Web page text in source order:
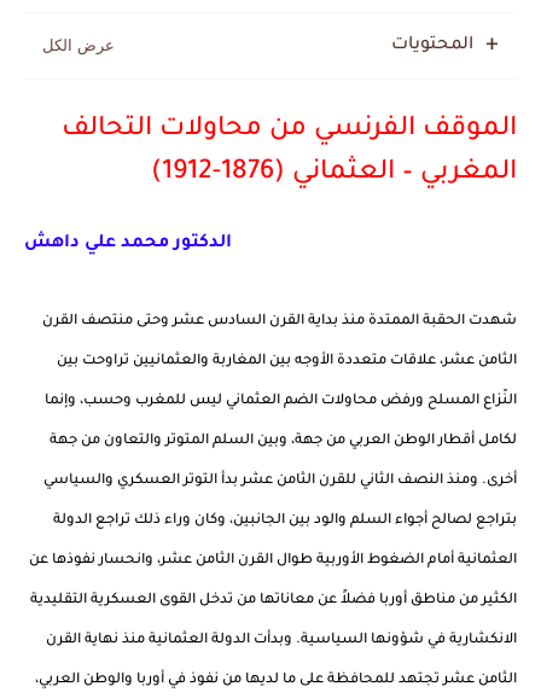
المحتويات
الموقف الفرنسي من محاولات التحالف
المغربي – العثماني (1876-1912)
الدكتور محمد علي داهش
شهدت الحقبة الممتدة منذ بداية القرن السادس عشر وحتى منتصف القرن
الثامن عشر، علاقات متعددة الأوجه بين المغاربة والعثمانيين تراوحت بين
النّزاع المسلح ورفض محاولات الضم العثماني ليس للمغرب وحسب، وإنما
لكامل أقطار الوطن العربي من جهة، وبين السلم المتوتر والتعاون من جهة
أخرى. ومنذ النصف الثاني للقرن الثامن عشر بدأ التوتر العسكري والسياسي
بتراجع لصالح أجواء السلم والود بين الجانبين، وكان وراء ذلك تراجع الدولة
العثمانية أمام الضغوط الأوربية طوال القرن الثامن عشر، وانحسار نفوذها عن
الكثير من مناطق أوربا فضلاً عن معاناتها من تدخل القوى العسكرية التقليدية
الانكشارية في شؤونها السياسية. وبدأت الدولة العثمانية منذ نهاية القرن
الثامن عشر تجتهد للمحافظة على ما لديها من نفوذ في أوربا والوطن العربي،